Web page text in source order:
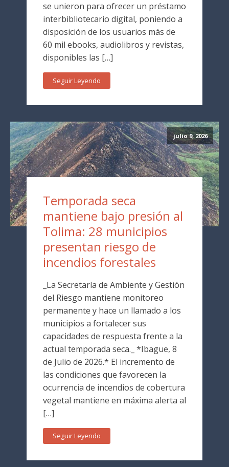
se unieron para ofrecer un préstamo
interbibliotecario digital, poniendo a
disposición de los usuarios más de
60 mil ebooks, audiolibros y revistas,
disponibles las […]
Seguir Leyendo
julio 9, 2026
Temporada seca
mantiene bajo presión al
Tolima: 28 municipios
presentan riesgo de
incendios forestales
_La Secretaría de Ambiente y Gestión
del Riesgo mantiene monitoreo
permanente y hace un llamado a los
municipios a fortalecer sus
capacidades de respuesta frente a la
actual temporada seca._ *Ibague, 8
de Julio de 2026.* El incremento de
las condiciones que favorecen la
ocurrencia de incendios de cobertura
vegetal mantiene en máxima alerta al
[…]
Seguir Leyendo